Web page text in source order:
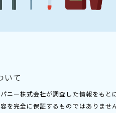
いて
ー株式会社が調査した情報をもと
を完全に保証するものではありません